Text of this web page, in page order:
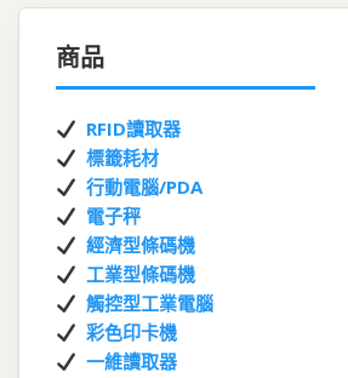
商品
RFID讀取器
標籤耗材
行動電腦/PDA
電子秤
經濟型條碼機
工業型條碼機
觸控型工業電腦
彩色印卡機
一維讀取器